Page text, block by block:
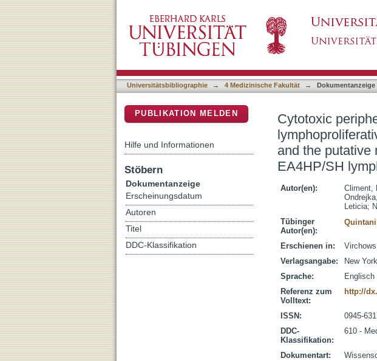
Cytotoxic peripheral T-cell lymphomas
emerging concepts, recent advances, and
2022 EA4HP/SH lymphoma workshop
Universitätsbibliographie → 4 Medizinische Fakultät → Dokumentanzeige
Cytotoxic
and the putative
EA4HP/SH
Autor(en): Climent,
Leticia;
Tübinger
Autor(en):
Erschienen in:
Verlagsangabe:
New
Sprache:
Englisch
Referenz zum
Volltext:
http://
ISSN:
0945-
DDC-
Klassifikation:
610 -
Dokumentart:
PUBLIKATION MELDEN
Hilfe und Informationen
Stöbern
Dokumentanzeige
Erscheinungsdatum
Autoren
Titel
DDC-Klassifikation